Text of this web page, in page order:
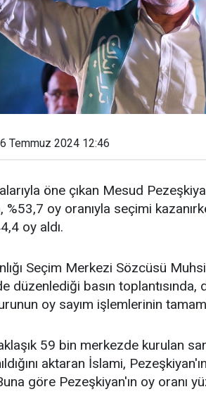
Temmuz 2024 12:46
öne çıkan Mesud
%53,7 oy oranıyla seçimi
oy aldı.
Seçim Merkezi Sözcüsü
düzenlediği basın toplantısında,
oy sayım işlemlerinin
59 bin merkezde kurulan
aktaran İslami,
göre Pezeşkiyan'ın oy oranı